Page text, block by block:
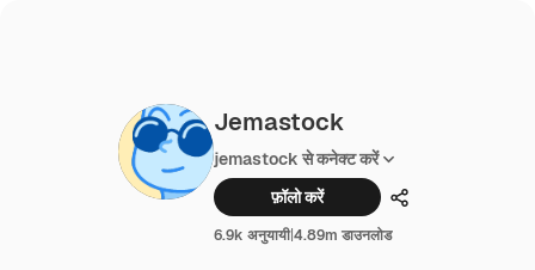
Jemastock
jemastock से कनेक्ट करें
फ़ॉलो करें
साझा करें
6.9k अनुयायी|4.89m डाउनलोड